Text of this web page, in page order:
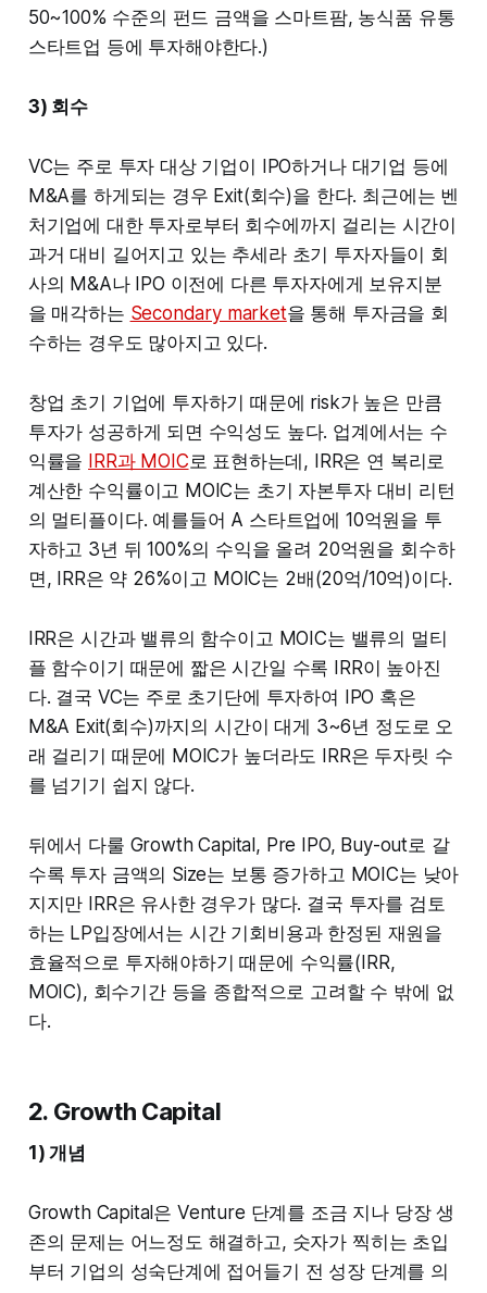
50~100% 수준의 펀드 금액을 스마트팜, 농식품 유통
스타트업 등에 투자해야한다.)
3) 회수
VC는 주로 투자 대상 기업이 IPO하거나 대기업 등에
M&A를 하게되는 경우 Exit(회수)을 한다. 최근에는 벤
처기업에 대한 투자로부터 회수에까지 걸리는 시간이
과거 대비 길어지고 있는 추세라 초기 투자자들이 회
사의 M&A나 IPO 이전에 다른 투자자에게 보유지분
을 매각하는 Secondary market을 통해 투자금을 회
수하는 경우도 많아지고 있다.
창업 초기 기업에 투자하기 때문에 risk가 높은 만큼
투자가 성공하게 되면 수익성도 높다. 업계에서는 수
익률을 IRR과 MOIC 로 표현하는데, IRR은 연 복리로
계산한 수익률이고 MOIC는 초기 자본투자 대비 리턴
의 멀티플이다. 예를들어 A 스타트업에 10억원을 투
자하고 3년 뒤 100%의 수익을 올려 20억원을 회수하
면, IRR은 약 26%이고 MOIC는 2배(20억/10억)이다.
IRR은 시간과 밸류의 함수이고 MOIC는 밸류의 멀티
플 함수이기 때문에 짧은 시간일 수록 IRR이 높아진
다. 결국 VC는 주로 초기단에 투자하여 IPO 혹은
M&A Exit(회수)까지의 시간이 대게 3~6년 정도로 오
래 걸리기 때문에 MOIC가 높더라도 IRR은 두자릿 수
를 넘기기 쉽지 않다.
뒤에서 다룰 Growth Capital, Pre IPO, Buy-out로 갈
수록 투자 금액의 Size는 보통 증가하고 MOIC는 낮아
지지만 IRR은 유사한 경우가 많다. 결국 투자를 검토
하는 LP입장에서는 시간 기회비용과 한정된 재원을
효율적으로 투자해야하기 때문에 수익률(IRR,
MOIC), 회수기간 등을 종합적으로 고려할 수 밖에 없
다.
2. Growth Capital
1) 개념
Growth Capital은 Venture 단계를 조금 지나 당장 생
존의 문제는 어느정도 해결하고, 숫자가 찍히는 초입
부터 기업의 성숙단계에 접어들기 전 성장 단계를 의